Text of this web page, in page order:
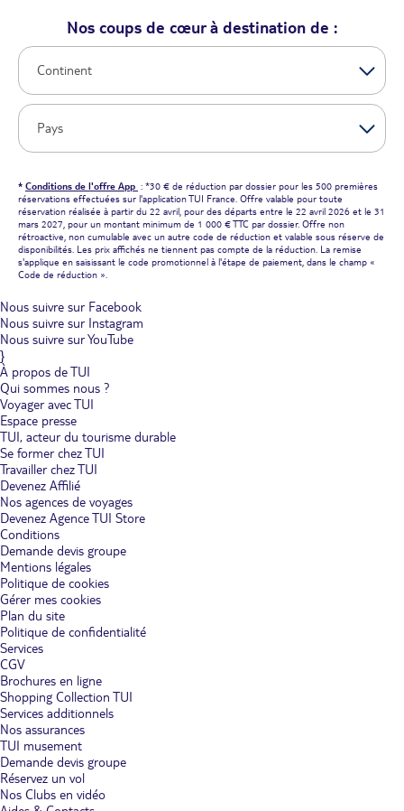
Nos coups de cœur à destination de :
* Conditions de l'offre App : *30 € de réduction par dossier pour les 500 premières
réservations effectuées sur l'application TUI France. Offre valable pour toute
réservation réalisée à partir du 22 avril, pour des départs entre le 22 avril 2026 et le 31
mars 2027, pour un montant minimum de 1 000 € TTC par dossier. Offre non
rétroactive, non cumulable avec un autre code de réduction et valable sous réserve de
disponibilités. Les prix affichés ne tiennent pas compte de la réduction. La remise
s'applique en saisissant le code promotionnel à l'étape de paiement, dans le champ «
Code de réduction ».
Nous suivre sur Facebook
Nous suivre sur Instagram
Nous suivre sur YouTube
}
À propos de TUI
Qui sommes nous ?
Voyager avec TUI
Espace presse
TUI, acteur du tourisme durable
Se former chez TUI
Travailler chez TUI
Devenez Affilié
Nos agences de voyages
Devenez Agence TUI Store
Conditions
Demande devis groupe
Mentions légales
Politique de cookies
Gérer mes cookies
Plan du site
Politique de confidentialité
Services
CGV
Brochures en ligne
Shopping Collection TUI
Services additionnels
Nos assurances
TUI musement
Demande devis groupe
Réservez un vol
Nos Clubs en vidéo